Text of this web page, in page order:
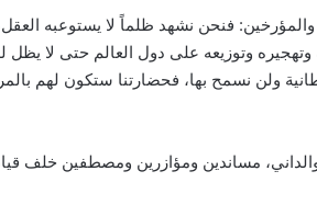
فنحن نشهد ظلماً لا يستوعبه
وتوزيعه على دول العالم حتى لا يظل
ولن نسمح بها، فحضارتنا ستكون لهم
مساندين ومؤازرين ومصطفين خلف
السموم الرقمية.. الأب رفيق جريش
جريش